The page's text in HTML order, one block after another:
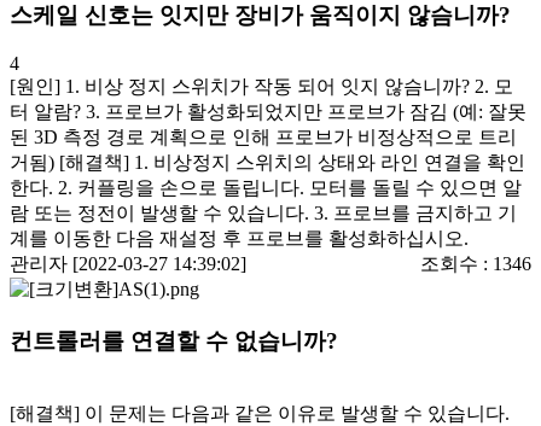
스케일 신호는 잇지만 장비가 움직이지 않슴니까?
4
[원인] 1. 비상 정지 스위치가 작동 되어 잇지 않슴니까? 2. 모
터 알람? 3. 프로브가 활성화되었지만 프로브가 잠김 (예: 잘못
된 3D 측정 경로 계획으로 인해 프로브가 비정상적으로 트리
거됨) [해결책] 1. 비상정지 스위치의 상태와 라인 연결을 확인
한다. 2. 커플링을 손으로 돌립니다. 모터를 돌릴 수 있으면 알
람 또는 정전이 발생할 수 있습니다. 3. 프로브를 금지하고 기
계를 이동한 다음 재설정 후 프로브를 활성화하십시오.
관리자 [2022-03-27 14:39:02]
조회수 : 1346
컨트롤러를 연결할 수 없습니까?
[해결책] 이 문제는 다음과 같은 이유로 발생할 수 있습니다.